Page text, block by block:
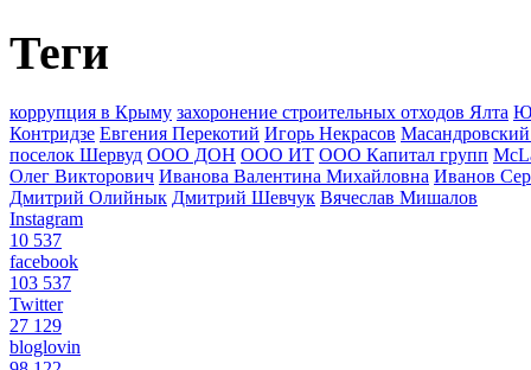
Теги
коррупция в Крыму захоронение строительных отходов Ялта
Контридзе Евгения Перекотий Игорь Некрасов
поселок Шервуд ООО ДОН ООО ИТ ООО Капитал групп
Олег Викторович Иванова Валентина Михайловна Иванов
Дмитрий Олийнык Дмитрий Шевчук Вячеслав Мишалов
Instagram
10 537
facebook
103 537
Twitter
27 129
bloglovin